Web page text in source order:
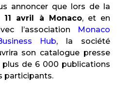
annoncer que lors de la
11 avril à Monaco, et en
l’association Monaco
Hub, la société
son catalogue presse
de 6 000 publications
participants.